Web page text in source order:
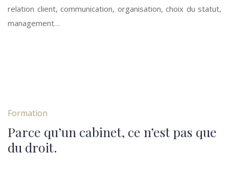
relation client, communication, organisation, choix du statut,
management…
Formation
Parce qu’un cabinet, ce n’est pas que
du droit.